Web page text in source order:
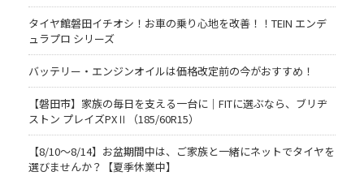
タイヤ館磐田イチオシ！お車の乗り心地を改善！！TEIN エンデ
ュラプロ シリーズ
バッテリー・エンジンオイルは価格改定前の今がおすすめ！
【磐田市】家族の毎日を支える一台に｜FITに選ぶなら、ブリヂ
ストン プレイズPXⅡ（185/60R15）
【8/10～8/14】お盆期間中は、ご家族と一緒にネットでタイヤを
選びませんか？【夏季休業中】